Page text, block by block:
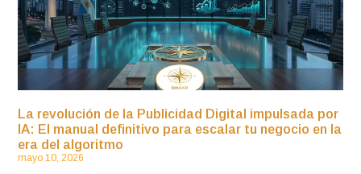
La revolución de la Publicidad Digital impulsada por
IA: El manual definitivo para escalar tu negocio en la
era del algoritmo
mayo 10, 2026